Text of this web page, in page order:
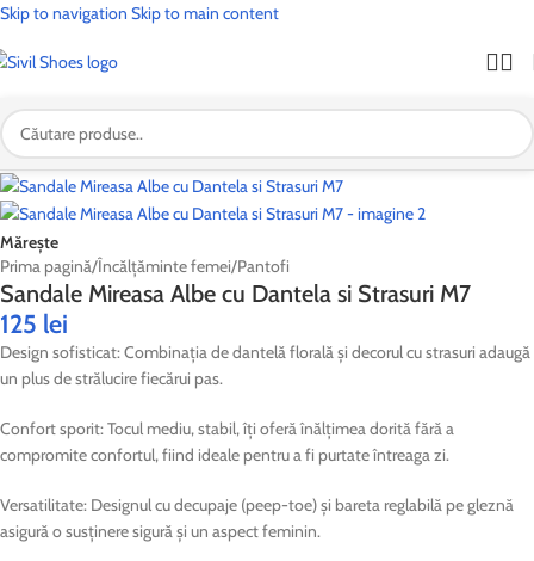
Skip to navigation Skip to main content
🎉OFERTĂ SPECIALĂ:
la toate comenzile!
Mărește
Prima pagină/Încălțăminte femei/Pantofi
Sandale Mireasa Albe cu Dantela si Strasuri M7
125 lei
Design sofisticat: Combinația de dantelă florală și decorul cu strasuri adaugă
un plus de strălucire fiecărui pas.
Confort sporit: Tocul mediu, stabil, îți oferă înălțimea dorită fără a
compromite confortul, fiind ideale pentru a fi purtate întreaga zi.
Versatilitate: Designul cu decupaje (peep-toe) și bareta reglabilă pe gleznă
asigură o susținere sigură și un aspect feminin.